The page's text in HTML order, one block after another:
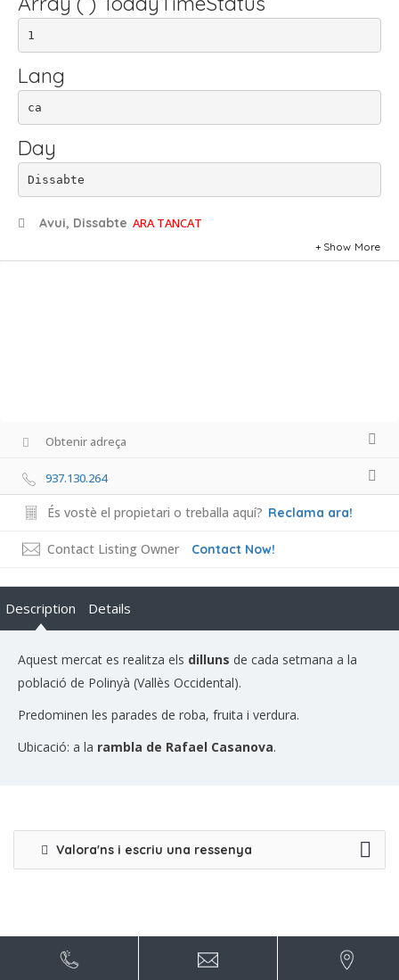
1
Lang
ca
Day
Dissabte
Avui, Dissabte ARA TANCAT
Show More
Obtenir adreça
937.130.264
És vostè el propietari o treballa aquí? Reclama ara!
Contact Listing Owner Contact Now!
Description Details
Aquest mercat es realitza els dilluns de cada setmana a la
població de Polinyà (Vallès Occidental).
Predominen les parades de roba, fruita i verdura.
Ubicació: a la rambla de Rafael Casanova.
Valora'ns i escriu una ressenya